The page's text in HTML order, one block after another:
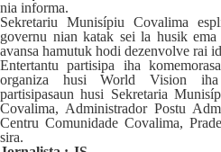
nia informa.
Sekretariu Munisípiu Covalima
governu nian katak sei la husik
avansa hamutuk hodi dezenvolve rai
Entertantu partisipa iha
organiza husi World Vision
partisipasaun husi Sekretaria
Covalima, Administrador Postu
Centru Comunidade Covalima,
sira.